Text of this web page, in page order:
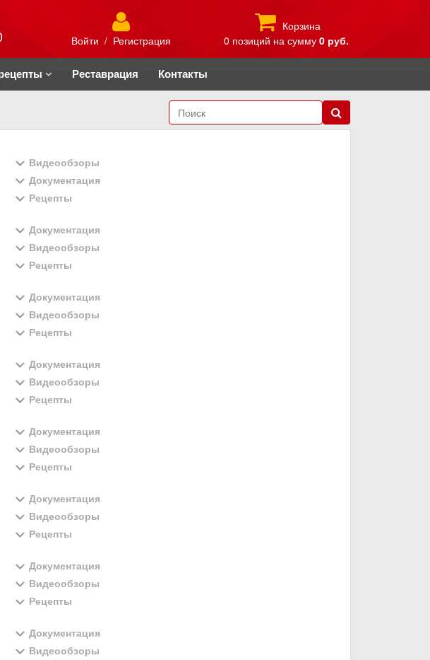
Войти / Регистрация
Корзина
0 позиций на сумму 0 руб.
Реставрация Контакты
Видеообзоры
Документация
Рецепты
Документация
Видеообзоры
Рецепты
Документация
Видеообзоры
Рецепты
Документация
Видеообзоры
Рецепты
Документация
Видеообзоры
Рецепты
Документация
Видеообзоры
Рецепты
Документация
Видеообзоры
Рецепты
Документация
Видеообзоры